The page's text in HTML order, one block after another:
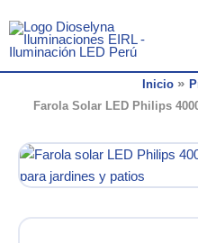
contenido
Inicio
Farola Solar LED Philips